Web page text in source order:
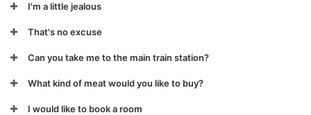
I'm a little jealous
That's no excuse
Can you take me to the main train station?
What kind of meat would you like to buy?
I would like to book a room